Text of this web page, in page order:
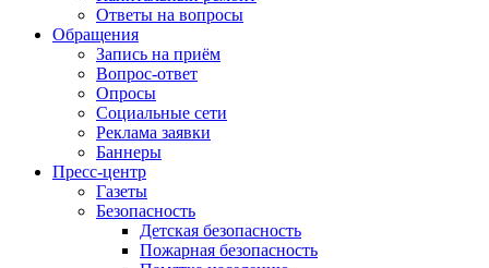
Ответы на вопросы
Обращения
Запись на приём
Вопрос-ответ
Опросы
Социальные сети
Реклама заявки
Баннеры
Пресс-центр
Газеты
Безопасность
Детская безопасность
Пожарная безопасность